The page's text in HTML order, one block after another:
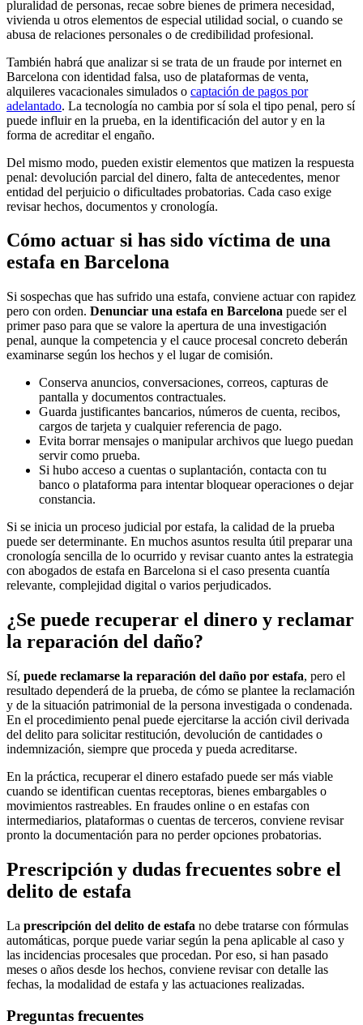
pluralidad de personas, recae sobre bienes de primera necesidad,
vivienda u otros elementos de especial utilidad social, o cuando se
abusa de relaciones personales o de credibilidad profesional.
También habrá que analizar si se trata de un fraude por internet en
Barcelona con identidad falsa, uso de plataformas de venta,
alquileres vacacionales simulados o captación de pagos por
adelantado. La tecnología no cambia por sí sola el tipo penal, pero sí
puede influir en la prueba, en la identificación del autor y en la
forma de acreditar el engaño.
Del mismo modo, pueden existir elementos que matizen la respuesta
penal: devolución parcial del dinero, falta de antecedentes, menor
entidad del perjuicio o dificultades probatorias. Cada caso exige
revisar hechos, documentos y cronología.
Cómo actuar si has sido víctima de una
estafa en Barcelona
Si sospechas que has sufrido una estafa, conviene actuar con rapidez
pero con orden. Denunciar una estafa en Barcelona puede ser el
primer paso para que se valore la apertura de una investigación
penal, aunque la competencia y el cauce procesal concreto deberán
examinarse según los hechos y el lugar de comisión.
Conserva anuncios, conversaciones, correos, capturas de
pantalla y documentos contractuales.
Guarda justificantes bancarios, números de cuenta, recibos,
cargos de tarjeta y cualquier referencia de pago.
Evita borrar mensajes o manipular archivos que luego puedan
servir como prueba.
Si hubo acceso a cuentas o suplantación, contacta con tu
banco o plataforma para intentar bloquear operaciones o dejar
constancia.
Si se inicia un proceso judicial por estafa, la calidad de la prueba
puede ser determinante. En muchos asuntos resulta útil preparar una
cronología sencilla de lo ocurrido y revisar cuanto antes la estrategia
con abogados de estafa en Barcelona si el caso presenta cuantía
relevante, complejidad digital o varios perjudicados.
¿Se puede recuperar el dinero y reclamar
la reparación del daño?
Sí, puede reclamarse la reparación del daño por estafa, pero el
resultado dependerá de la prueba, de cómo se plantee la reclamación
y de la situación patrimonial de la persona investigada o condenada.
En el procedimiento penal puede ejercitarse la acción civil derivada
del delito para solicitar restitución, devolución de cantidades o
indemnización, siempre que proceda y pueda acreditarse.
En la práctica, recuperar el dinero estafado puede ser más viable
cuando se identifican cuentas receptoras, bienes embargables o
movimientos rastreables. En fraudes online o en estafas con
intermediarios, plataformas o cuentas de terceros, conviene revisar
pronto la documentación para no perder opciones probatorias.
Prescripción y dudas frecuentes sobre el
delito de estafa
La prescripción del delito de estafa no debe tratarse con fórmulas
automáticas, porque puede variar según la pena aplicable al caso y
las incidencias procesales que procedan. Por eso, si han pasado
meses o años desde los hechos, conviene revisar con detalle las
fechas, la modalidad de estafa y las actuaciones realizadas.
Preguntas frecuentes